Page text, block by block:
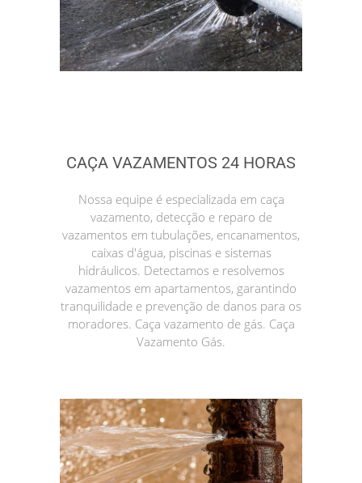
CAÇA VAZAMENTOS 24 HORAS
Nossa equipe é especializada em caça
vazamento, detecção e reparo de
vazamentos em tubulações, encanamentos,
caixas d'água, piscinas e sistemas
hidráulicos. Detectamos e resolvemos
vazamentos em apartamentos, garantindo
tranquilidade e prevenção de danos para os
moradores. Caça vazamento de gás. Caça
Vazamento Gás.